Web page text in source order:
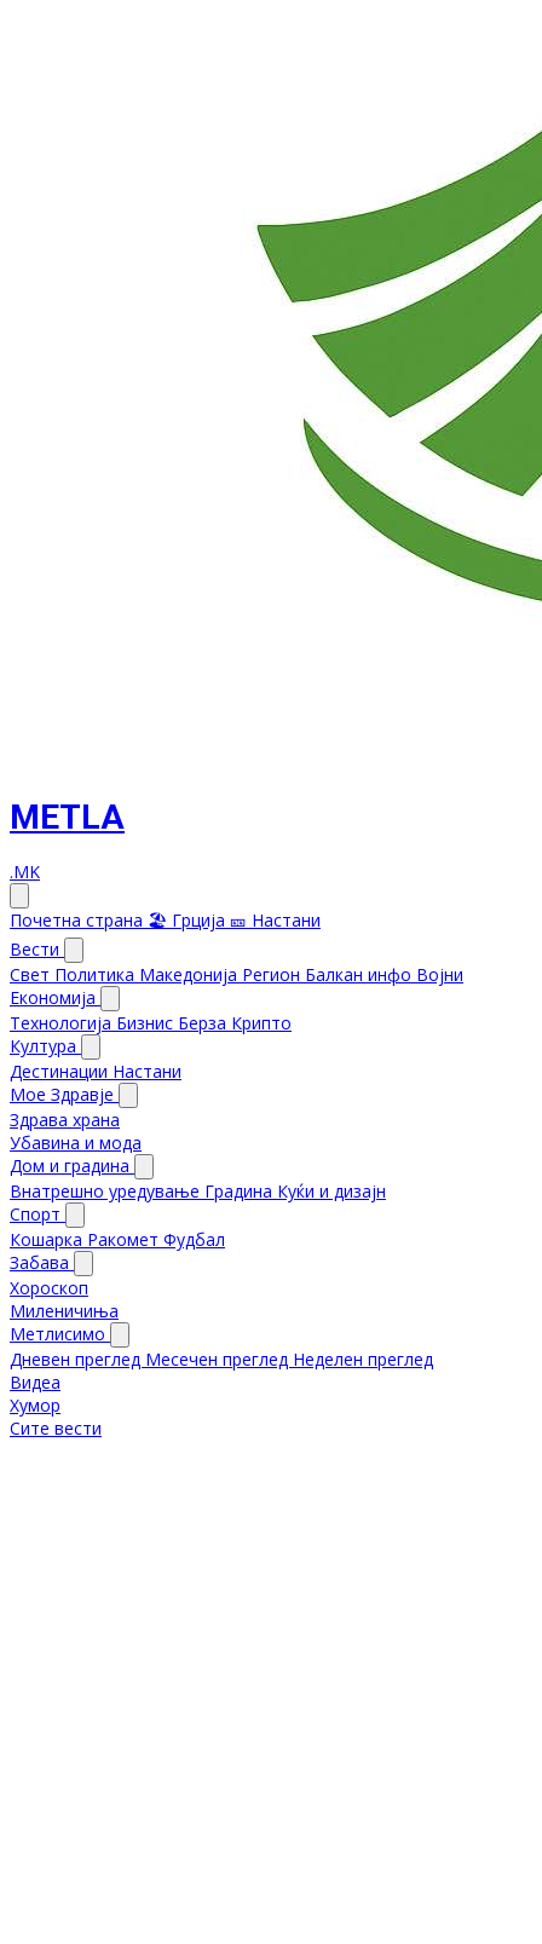
METLA
.MK
Почетна страна 🏖️ Грција 🎫 Настани
Вести
Свет Политика Македонија Регион Балкан инфо Војни
Економија
Технологија Бизнис Берза Крипто
Култура
Дестинации Настани
Мое Здравје
Здрава храна
Убавина и мода
Дом и градина
Внатрешно уредување Градина Куќи и дизајн
Спорт
Кошарка Ракомет Фудбал
Забава
Хороскоп
Миленичиња
Метлисимо
Дневен преглед Месечен преглед Неделен преглед
Видеа
Хумор
Сите вести